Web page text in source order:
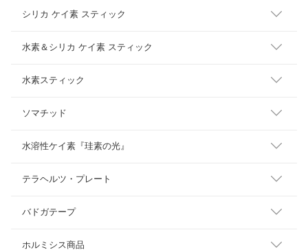
シリカ ケイ素 スティック
水素＆シリカ ケイ素 スティック
水素スティック
ソマチッド
水溶性ケイ素『珪素の光』
テラヘルツ・プレート
バドガテープ
ホルミシス商品